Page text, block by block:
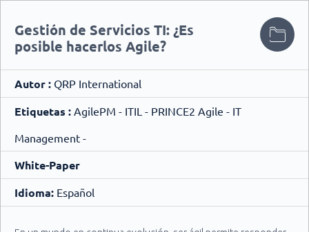
Gestión de Servicios TI: ¿Es
posible hacerlos Agile?
Autor : QRP International
Etiquetas : AgilePM - ITIL - PRINCE2 Agile - IT
Management -
White-Paper
Idioma: Español